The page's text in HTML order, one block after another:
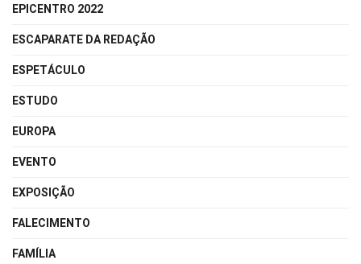
EPICENTRO 2022
ESCAPARATE DA REDAÇÃO
ESPETÁCULO
ESTUDO
EUROPA
EVENTO
EXPOSIÇÃO
FALECIMENTO
FAMÍLIA